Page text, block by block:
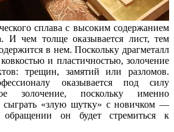
сплава с высоким содержанием
И чем толще оказывается лист, тем
в нем. Поскольку драгметалл
и пластичностью, золочение
трещин, замятий или разломов.
оказывается под силу
золочение, поскольку именно
сыграть «злую шутку» с новичком —
он будет стремиться к